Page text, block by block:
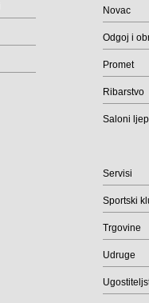
Novac
Odgoj i
Promet
Ribarstvo
Saloni
Servisi
Sportski
Trgovine
Udruge